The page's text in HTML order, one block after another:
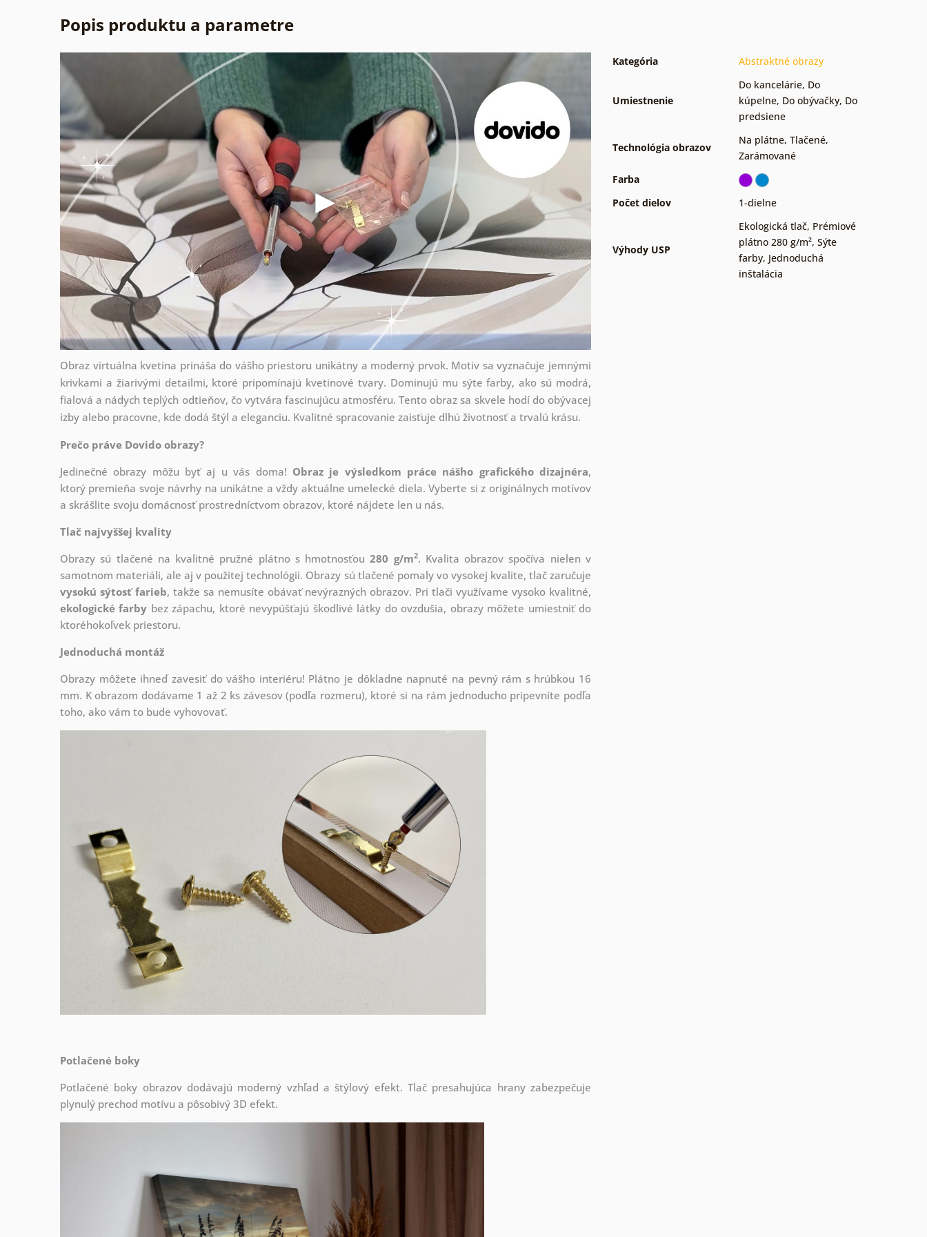
Popis produktu a parametre
Obraz virtuálna kvetina prináša do vášho priestoru unikátny a moderný prvok. Motiv sa vyznačuje jemnými
krivkami a žiarivými detailmi, ktoré pripomínajú kvetinové tvary. Dominujú mu sýte farby, ako sú modrá,
fialová a nádych teplých odtieňov, čo vytvára fascinujúcu atmosféru. Tento obraz sa skvele hodí do obývacej
izby alebo pracovne, kde dodá štýl a eleganciu. Kvalitné spracovanie zaisťuje dlhú životnosť a trvalú krásu.
Prečo práve Dovido obrazy?
Jedinečné obrazy môžu byť aj u vás doma! Obraz je výsledkom práce nášho grafického dizajnéra,
ktorý premieňa svoje návrhy na unikátne a vždy aktuálne umelecké diela. Vyberte si z originálnych motívov
a skrášlite svoju domácnosť prostredníctvom obrazov, ktoré nájdete len u nás.
Tlač najvyššej kvality
Obrazy sú tlačené na kvalitné pružné plátno s hmotnosťou280 g/m2. Kvalita obrazov spočíva nielen v
samotnom materiáli, ale aj v použitej technológii. Obrazy sú tlačené pomaly vo vysokej kvalite, tlač zaručuje
vysokú sýtosť farieb, takže sa nemusíte obávať nevýrazných obrazov. Pri tlači využívame vysoko kvalitné,
ekologické farby bez zápachu, ktoré nevypúšťajú škodlivé látky do ovzdušia, obrazy môžete umiestniť do
ktoréhokoľvek priestoru.
Jednoduchá montáž
Obrazy môžete ihneď zavesiť do vášho interiéru! Plátno je dôkladne napnuté na pevný rám s hrúbkou 16
mm. K obrazom dodávame 1 až 2 ks závesov (podľa rozmeru), ktoré si na rám jednoducho pripevníte podľa
toho, ako vám to bude vyhovovať.
Potlačené boky
Potlačené boky obrazov dodávajú moderný vzhľad a štýlový efekt. Tlač presahujúca hrany zabezpečuje
plynulý prechod motívu a pôsobivý 3D efekt.
Kategória Abstraktné obrazy
Umiestnenie
Do kancelárie, Do
kúpelne, Do obývačky, Do
predsiene
Technológia obrazov
Na plátne, Tlačené,
Zarámované
Farba
Počet dielov
1-dielne
Výhody USP
Ekologická tlač, Prémiové
plátno 280 g/m², Sýte
farby, Jednoduchá
inštalácia